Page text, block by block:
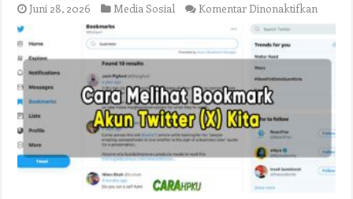
Juni 28, 2026 Media Sosial Komentar Dinonaktifkan
Begini
Cara
Melihat